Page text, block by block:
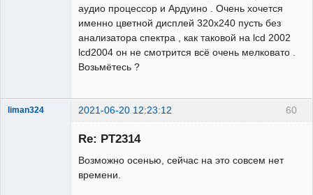
аудио процессор и Ардуино . Очень хочется
именно цветной дисплей 320х240 пусть без
анализатора спектра , как таковой на lcd 2002
lcd2004 он не смотрится всё очень мелковато .
Возьмётесь ?
60
liman324 2021-06-20 12:23:12
Re: PT2314
Возможно осенью, сейчас на это совсем нет
времени.